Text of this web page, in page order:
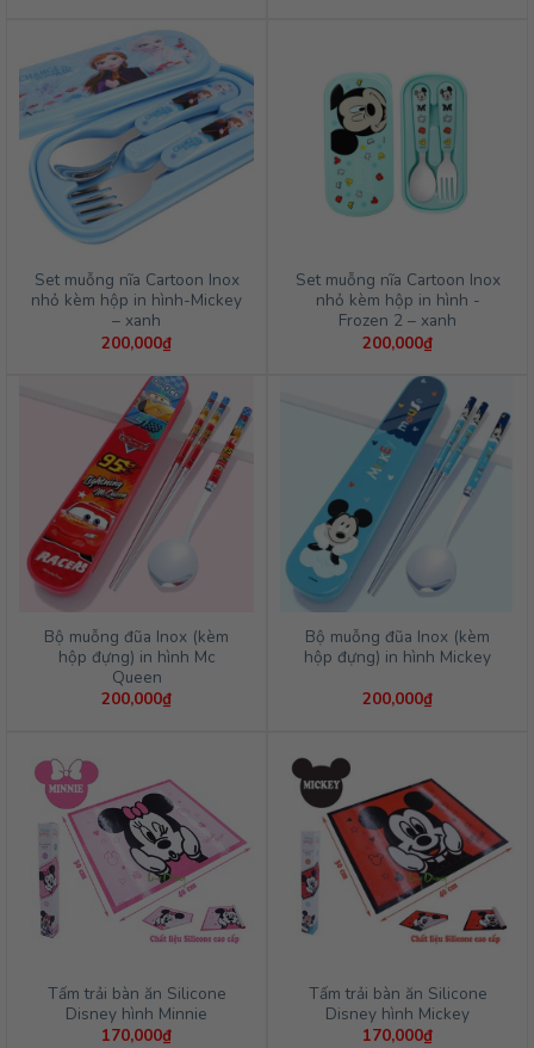
Set muỗng nĩa Cartoon Inox
nhỏ kèm hộp in hình-Mickey
– xanh
200,000₫
Set muỗng nĩa Cartoon Inox
nhỏ kèm hộp in hình -
Frozen 2 – xanh
200,000₫
Bộ muỗng đũa Inox (kèm
hộp đựng) in hình Mc
Queen
200,000₫
Bộ muỗng đũa Inox (kèm
hộp đựng) in hình Mickey
200,000₫
Tấm trải bàn ăn Silicone
Disney hình Minnie
170,000₫
Tấm trải bàn ăn Silicone
Disney hình Mickey
170,000₫